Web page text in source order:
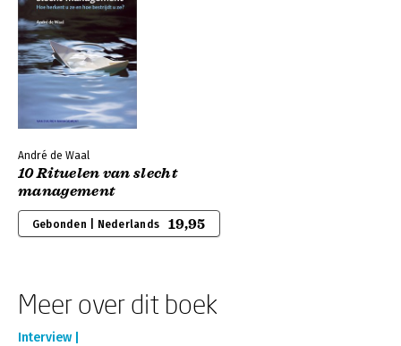
André de Waal
10 Rituelen van slecht
management
Gebonden | Nederlands 19,95
Meer over dit boek
Interview |